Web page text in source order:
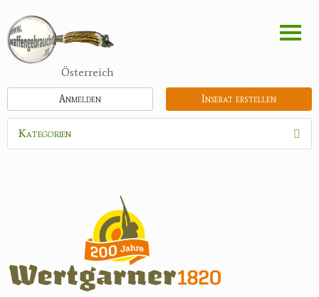
zum
Inhalt
Österreich
Inserat erstellen
Anmelden
Kategorien
Schrotmunition
Büchsenpatronen
Faustfeuerwaffen
Randfeuerwaffen